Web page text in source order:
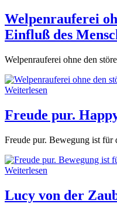
Welpenrauferei
Einfluß des
Welpenrauferei ohne den
Weiterlesen
Freude pur.
Freude pur. Bewegung ist
Weiterlesen
Lucy von der